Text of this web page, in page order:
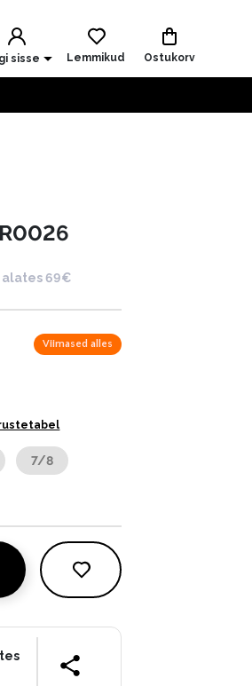
sisse Lemmikud Ostukorv
alates 69€
Viimased alles
7/8